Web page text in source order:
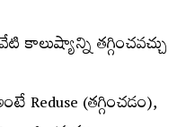
కాలుష్యాన్ని తగ్గించవచ్చు
Reduse (తగ్గించడం),